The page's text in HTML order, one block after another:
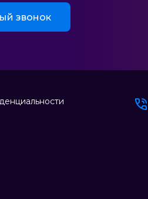
звонок